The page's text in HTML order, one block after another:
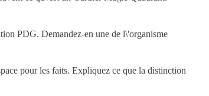
PDG. Demandez-en une de l\'organisme
pour les faits. Expliquez ce que la distinction